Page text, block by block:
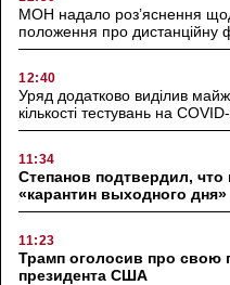
МОН надало роз’яснення
положення про дистанційну
12:40
Уряд додатково виділив
кількості тестувань на
11:34
Степанов подтвердил, что
«карантин выходного дня»
11:23
Трамп оголосив про свою
президента США